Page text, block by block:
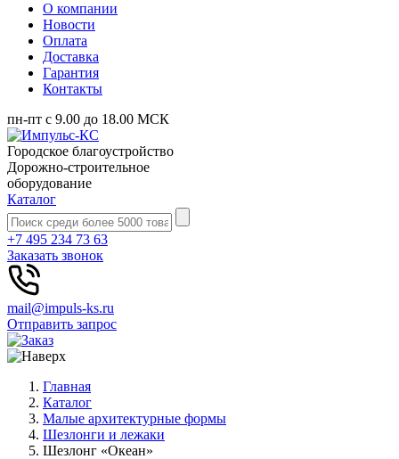
О компании
Новости
Оплата
Доставка
Гарантия
Контакты
пн-пт с 9.00 до 18.00 МСК
Городское благоустройство
Дорожно-строительное
оборудование
Каталог
+7 495 234 73 63
Заказать звонок
mail@impuls-ks.ru
Отправить запрос
Главная
Каталог
Малые архитектурные формы
Шезлонги и лежаки
Шезлонг «Океан»